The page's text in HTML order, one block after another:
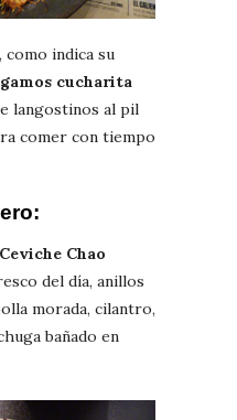
, como indica su
cucharita
langostinos al pil
comer con tiempo
:
Ceviche Chao
del día, anillos
morada, cilantro,
bañado en